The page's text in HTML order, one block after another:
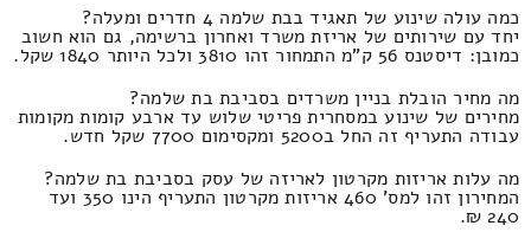
כמה עולה שינוע של תאגיד בבת שלמה 4 חדרים ומעלה?
יחד עם שירותים של אריזת משרד ואחרון ברשימה, גם הוא חשוב
כמובן: דיסטנס 56 ק"מ התמחור זהו 3810 ולכל היותר 1840 שקל.
מה מחיר הובלת בניין משרדים בסביבת בת שלמה?
מחירים של שינוע במסחרית פריטי שלוש עד ארבע קומות מקומות
עבודה התעריף זה החל ב5200 ומקסימום 7700 שקל חדש.
מה עלות אריזות מקרטון לאריזה של עסק בסביבת בת שלמה?
המחירון זהו למס' 460 אריזות מקרטון התעריף הינו 350 ועד
240 ₪.